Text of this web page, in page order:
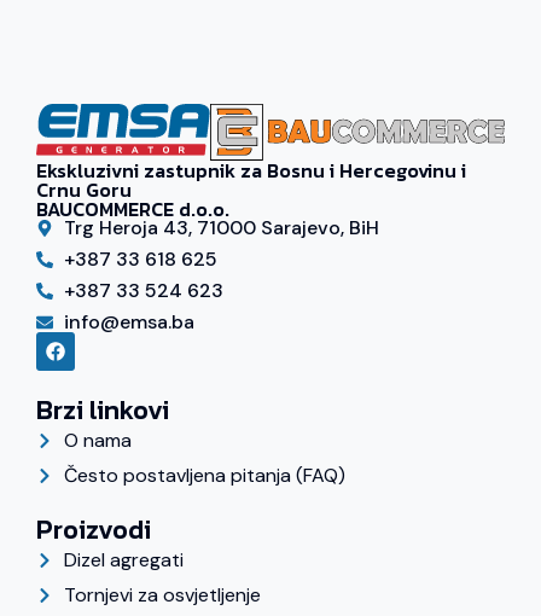
Ekskluzivni zastupnik za Bosnu i Hercegovinu i
Crnu Goru
BAUCOMMERCE d.o.o.
Trg Heroja 43, 71000 Sarajevo, BiH
+387 33 618 625
+387 33 524 623
info@emsa.ba
Brzi linkovi
O nama
Često postavljena pitanja (FAQ)
Proizvodi
Dizel agregati
Tornjevi za osvjetljenje